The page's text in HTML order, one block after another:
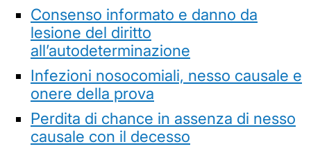
Consenso informato e danno da
lesione del diritto
all’autodeterminazione
Infezioni nosocomiali, nesso causale e
onere della prova
Perdita di chance in assenza di nesso
causale con il decesso